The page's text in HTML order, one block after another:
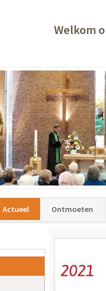
Welkom
Actueel Ontmoeten